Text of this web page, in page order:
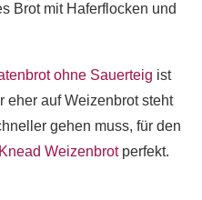
Brot mit Haferflocken und
ohne Sauerteig ist
eher auf Weizenbrot steht
gehen muss, für den
Weizenbrotperfekt.